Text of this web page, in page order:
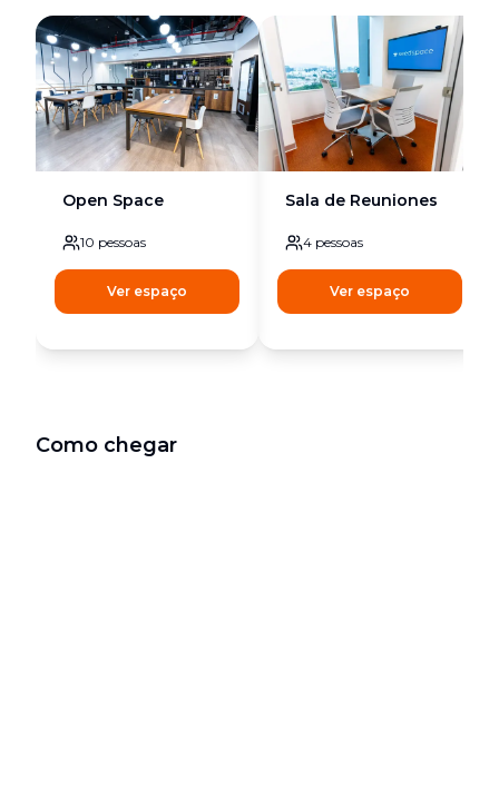
Open Space
10 pessoas
Ver espaço
Sala de Reuniones
4 pessoas
Ver espaço
Como chegar